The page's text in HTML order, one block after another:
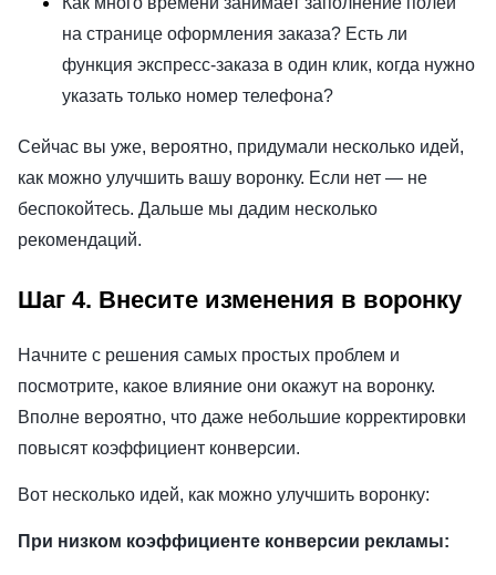
на странице оформления заказа? Есть ли
функция экспресс-заказа в один клик, когда нужно
указать только номер телефона?
Сейчас вы уже, вероятно, придумали несколько идей,
как можно улучшить вашу воронку. Если нет — не
беспокойтесь. Дальше мы дадим несколько
рекомендаций.
Шаг 4. Внесите изменения в воронку
Начните с решения самых простых проблем и
посмотрите, какое влияние они окажут на воронку.
Вполне вероятно, что даже небольшие корректировки
повысят коэффициент конверсии.
Вот несколько идей, как можно улучшить воронку:
При низком коэффициенте конверсии рекламы: